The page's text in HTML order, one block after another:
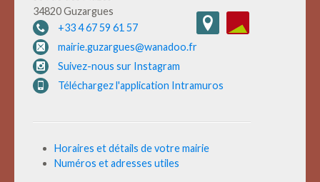
34820 Guzargues
+33 4 67 59 61 57
mairie.guzargues@wanadoo.fr
Suivez-nous sur Instagram
Téléchargez l'application Intramuros
Horaires et détails de votre mairie
Numéros et adresses utiles